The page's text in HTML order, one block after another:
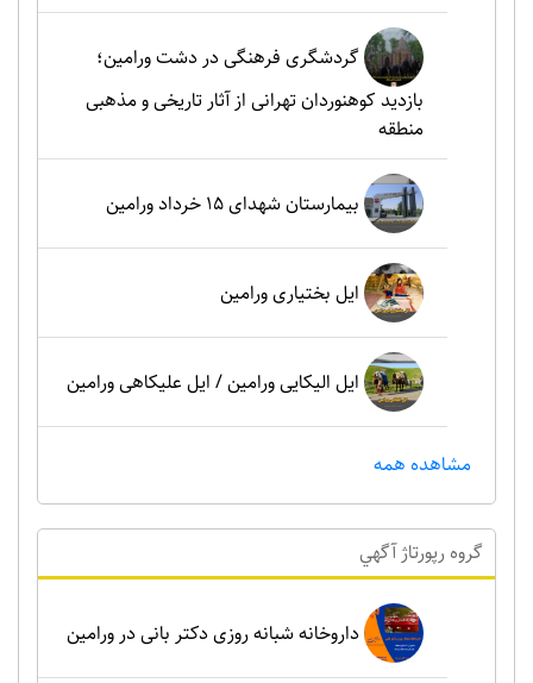
گردشگری فرهنگی در دشت ورامین؛
بازدید کوهنوردان تهرانی از آثار تاریخی و مذهبی
منطقه
بیمارستان شهدای 15 خرداد ورامین
ایل بختیاری ورامین
ایل الیکایی ورامین / ایل علیکاهی ورامین
مشاهده همه
گروه رپورتاژ آگهي
داروخانه شبانه روزی دکتر بانی در ورامین